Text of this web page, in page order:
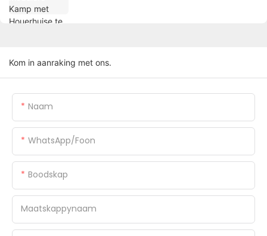
Kom in aanraking met ons.
Naam
WhatsApp/foon
Boodskap
Maatskappynaam